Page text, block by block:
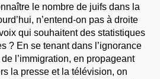
le nombre de juifs dans la
n’entend-on pas à droite
qui souhaitent des statistiques
? En se tenant dans l’ignorance
l’immigration, en propageant
la presse et la télévision, on